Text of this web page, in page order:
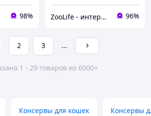
98% ZooLife - интернет-магазин товаров для животных 96%
2 3 ...
1 - 29 товаров из 6000+
Консервы для кошек Консервы